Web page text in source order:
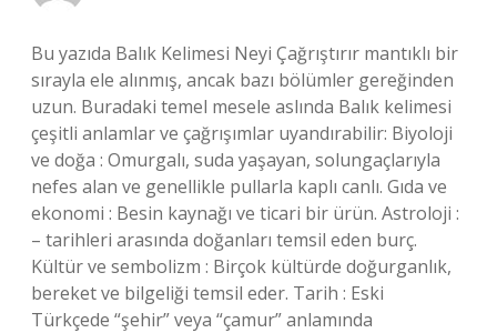
Bu yazıda Balık Kelimesi Neyi Çağrıştırır mantıklı bir
sırayla ele alınmış, ancak bazı bölümler gereğinden
uzun. Buradaki temel mesele aslında Balık kelimesi
çeşitli anlamlar ve çağrışımlar uyandırabilir: Biyoloji
ve doğa : Omurgalı, suda yaşayan, solungaçlarıyla
nefes alan ve genellikle pullarla kaplı canlı. Gıda ve
ekonomi : Besin kaynağı ve ticari bir ürün. Astroloji :
– tarihleri arasında doğanları temsil eden burç.
Kültür ve sembolizm : Birçok kültürde doğurganlık,
bereket ve bilgeliği temsil eder. Tarih : Eski
Türkçede “şehir” veya “çamur” anlamında